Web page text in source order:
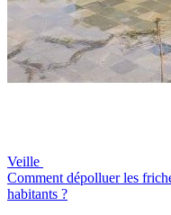
Veille
Comment dépolluer les
habitants ?